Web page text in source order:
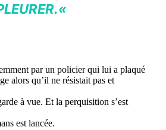
«
par un policier qui lui a plaqué
alors qu’il ne résistait pas et
à vue. Et la perquisition s’est
est lancée.